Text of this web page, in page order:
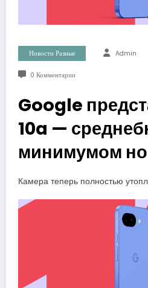
Новости Разные Admin
0 Комментарии
Google
10a —
минимумом
Камера теперь полностью